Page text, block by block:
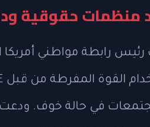
منظمات حقوقية
في حالة خوف.